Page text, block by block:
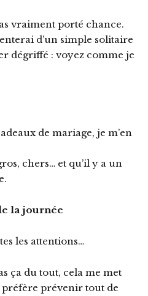
vraiment porté chance.
d’un simple solitaire
dégriffé : voyez comme je
de mariage, je m’en
chers… et qu’il y a un
la journée
les attentions…
ça du tout, cela me met
préfère prévenir tout de